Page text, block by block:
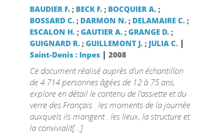
BAUDIER F.; BECK F.; BOCQUIER A.;
BOSSARD C.; DARMON N.; DELAMAIRE C.;
ESCALON H.; GAUTIER A.; GRANGE D.;
GUIGNARD R.; GUILLEMONT J.; JULIA C. |
Saint-Denis : Inpes| 2008
Ce document réalisé auprès d’un échantillon
de 4 714 personnes âgées de 12 à 75 ans,
explore en détail le contenu de l’assiette et du
verre des Français . les moments de la journée
auxquels ils mangent . les lieux, la structure et
la convivialit[...]